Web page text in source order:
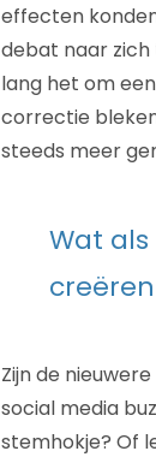
effecten
debat naar zich
lang het om
correctie
steeds meer
Wat
Zijn de
social media
stemhokje? Of